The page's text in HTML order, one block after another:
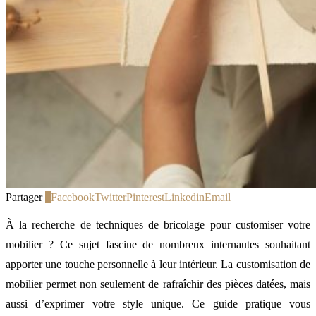
Partager FacebookTwitterPinterestLinkedinEmail
À la recherche de techniques de bricolage pour customiser votre
mobilier ? Ce sujet fascine de nombreux internautes souhaitant
apporter une touche personnelle à leur intérieur. La customisation de
mobilier permet non seulement de rafraîchir des pièces datées, mais
aussi d’exprimer votre style unique. Ce guide pratique vous